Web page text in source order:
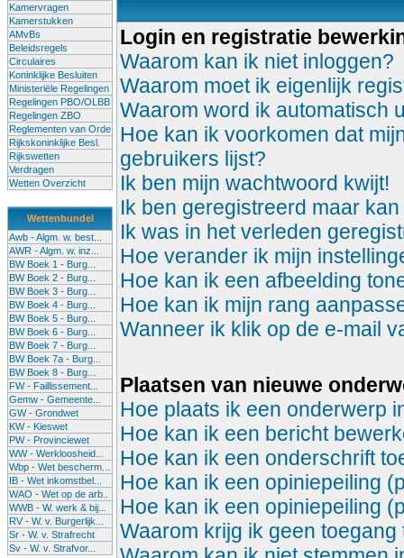
Kamervragen
Kamerstukken
AMvBs
Beleidsregels
Circulaires
Koninklijke Besluiten
Ministeriële Regelingen
Regelingen PBO/OLBB
Regelingen ZBO
Reglementen van Orde
Rijkskoninklijke Besl.
Rijkswetten
Verdragen
Wetten Overzicht
Wettenbundel
Awb - Algm. w. best...
AWR - Algm. w. inz...
BW Boek 1 - Burg...
BW Boek 2 - Burg...
BW Boek 3 - Burg...
BW Boek 4 - Burg...
BW Boek 5 - Burg...
BW Boek 6 - Burg...
BW Boek 7 - Burg...
BW Boek 7a - Burg...
BW Boek 8 - Burg...
FW - Faillissement...
Gemw - Gemeente...
GW - Grondwet
KW - Kieswet
PW - Provinciewet
WW - Werkloosheid...
Wbp - Wet bescherm...
IB - Wet inkomstbel...
WAO - Wet op de arb..
WWB - W. werk & bij...
RV - W. v. Burgerlijk...
Sr - W. v. Strafrecht
Sv - W. v. Strafvor...
Login en registratie
Waarom kan ik niet inloggen?
Waarom moet ik eigenlijk
Waarom word ik automatisch
Hoe kan ik voorkomen dat
gebruikers lijst?
Ik ben mijn wachtwoord kwijt!
Ik ben geregistreerd maar
Ik was in het verleden
Hoe verander ik mijn
Hoe kan ik een afbeelding
Hoe kan ik mijn rang
Wanneer ik klik op de e-mail
Plaatsen van nieuwe
Hoe plaats ik een onderwerp
Hoe kan ik een bericht
Hoe kan ik een onderschrift
Hoe kan ik een opiniepeiling
Hoe kan ik een opiniepeiling
Waarom krijg ik geen toegang